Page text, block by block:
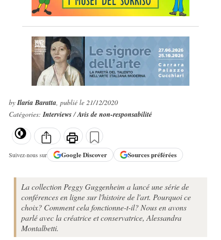
byIlaria Baratta, publié le 21/12/2020
Catégories:Interviews/Avis de non-responsabilité
Suivez-nous sur GoogleDiscover Sources préférées
La collection Peggy Guggenheim a lancé une série de
conférences en ligne sur l'histoire de l'art. Pourquoi ce
choix? Comment cela fonctionne-t-il? Nous en avons
parlé avec la créatrice et conservatrice, Alessandra
Montalbetti.